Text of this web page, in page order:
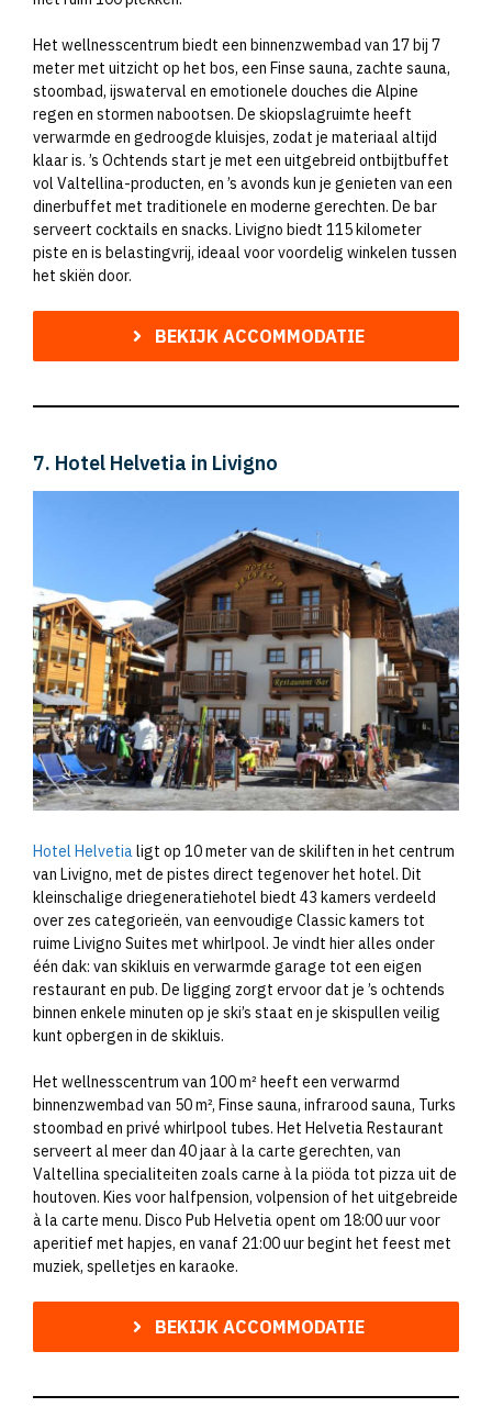
Het wellnesscentrum biedt een binnenzwembad van 17 bij 7
meter met uitzicht op het bos, een Finse sauna, zachte sauna,
stoombad, ijswaterval en emotionele douches die Alpine
regen en stormen nabootsen. De skiopslagruimte heeft
verwarmde en gedroogde kluisjes, zodat je materiaal altijd
klaar is. ’s Ochtends start je met een uitgebreid ontbijtbuffet
vol Valtellina-producten, en ’s avonds kun je genieten van een
dinerbuffet met traditionele en moderne gerechten. De bar
serveert cocktails en snacks. Livigno biedt 115 kilometer
piste en is belastingvrij, ideaal voor voordelig winkelen tussen
het skiën door.
BEKIJK ACCOMMODATIE
7. Hotel Helvetia in Livigno
Hotel Helvetialigt op 10 meter van de skiliften in het centrum
van Livigno, met de pistes direct tegenover het hotel. Dit
kleinschalige driegeneratiehotel biedt 43 kamers verdeeld
over zes categorieën, van eenvoudige Classic kamers tot
ruime Livigno Suites met whirlpool. Je vindt hier alles onder
één dak: van skikluis en verwarmde garage tot een eigen
restaurant en pub. De ligging zorgt ervoor dat je ’s ochtends
binnen enkele minuten op je ski’s staat en je skispullen veilig
kunt opbergen in de skikluis.
Het wellnesscentrum van 100 m² heeft een verwarmd
binnenzwembad van 50 m², Finse sauna, infrarood sauna, Turks
stoombad en privé whirlpool tubes. Het Helvetia Restaurant
serveert al meer dan 40 jaar à la carte gerechten, van
Valtellina specialiteiten zoals carne à la piöda tot pizza uit de
houtoven. Kies voor halfpension, volpension of het uitgebreide
à la carte menu. Disco Pub Helvetia opent om 18:00 uur voor
aperitief met hapjes, en vanaf 21:00 uur begint het feest met
muziek, spelletjes en karaoke.
BEKIJK ACCOMMODATIE